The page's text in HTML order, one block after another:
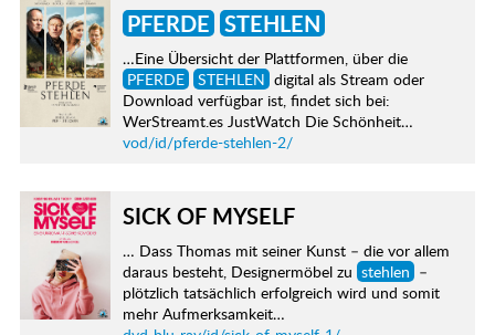
PFERDE STEHLEN
…Eine Übersicht der Plattformen, über die
PFERDE
STEHLEN digital als Stream oder
Download verfügbar ist, findet sich bei:
WerStreamt.es JustWatch Die Schönheit…
vod/id/pferde-stehlen-2/
SICK OF MYSELF
… Dass Thomas mit seiner Kunst – die vor allem
daraus besteht, Designermöbel zu stehlen –
plötzlich tatsächlich erfolgreich wird und somit
mehr Aufmerksamkeit…